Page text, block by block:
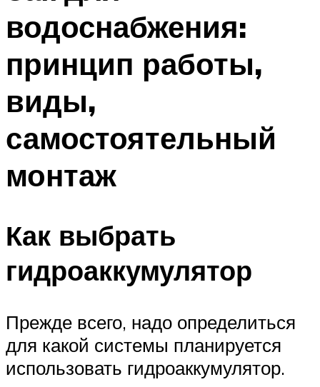
водоснабжения:
принцип работы,
виды,
самостоятельный
монтаж
Как выбрать
гидроаккумулятор
Прежде всего, надо определиться
для какой системы планируется
использовать гидроаккумулятор.